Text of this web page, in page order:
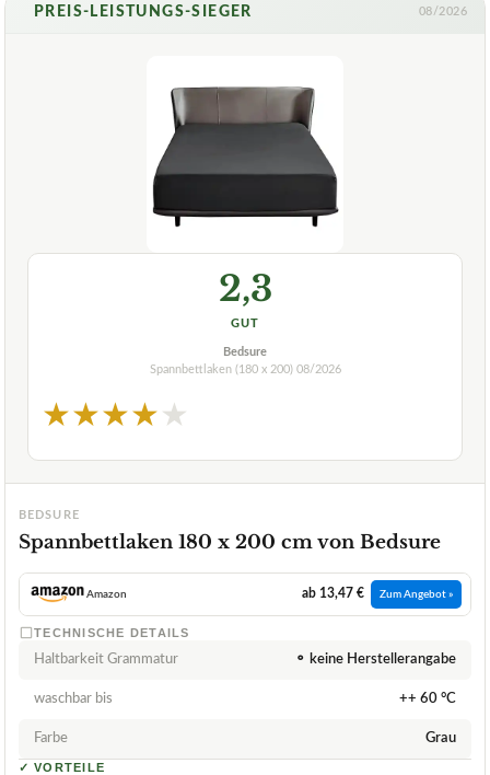
PREIS-LEISTUNGS-SIEGER 08/2026
2,3
GUT
Bedsure
Spannbettlaken (180 x 200) 08/2026
★★★★★
BEDSURE
Spannbettlaken 180 x 200 cm von Bedsure
Amazon ab 13,47 € Zum Angebot »
TECHNISCHE DETAILS
Haltbarkeit Grammatur ⚬ keine Herstellerangabe
waschbar bis ++ 60 °C
Farbe Grau
✓ VORTEILE